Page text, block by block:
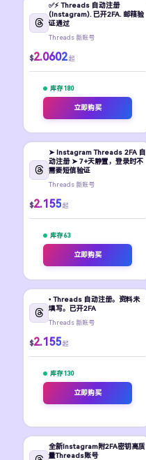
✅⚡️ Threads 自动注册
(Instagram). 已开2FA. 邮箱验
证通过
Threads 新账号
$2.0602 起
库存 180
立即购买
➤ Instagram Threads 2FA 自
动注册 ➤ 7+天静置，登录时不
需要短信验证
Threads 新账号
$2.155 起
库存 63
立即购买
• Threads 自动注册。资料未
填写。已开2FA
Threads 新账号
$2.155 起
库存 130
立即购买
全新Instagram附2FA密钥高质
量Threads账号